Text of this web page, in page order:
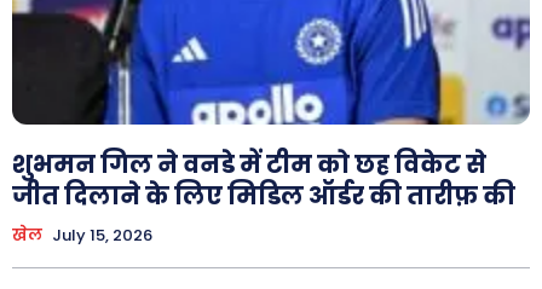
शुभमन गिल ने वनडे में टीम को छह विकेट से
जीत दिलाने के लिए मिडिल ऑर्डर की तारीफ़ की
खेल July 15, 2026